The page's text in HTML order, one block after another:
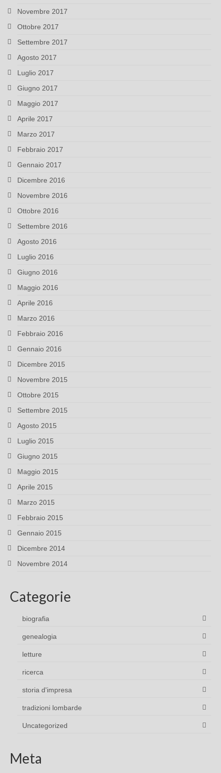
Novembre 2017
Ottobre 2017
Settembre 2017
Agosto 2017
Luglio 2017
Giugno 2017
Maggio 2017
Aprile 2017
Marzo 2017
Febbraio 2017
Gennaio 2017
Dicembre 2016
Novembre 2016
Ottobre 2016
Settembre 2016
Agosto 2016
Luglio 2016
Giugno 2016
Maggio 2016
Aprile 2016
Marzo 2016
Febbraio 2016
Gennaio 2016
Dicembre 2015
Novembre 2015
Ottobre 2015
Settembre 2015
Agosto 2015
Luglio 2015
Giugno 2015
Maggio 2015
Aprile 2015
Marzo 2015
Febbraio 2015
Gennaio 2015
Dicembre 2014
Novembre 2014
Categorie
biografia
genealogia
letture
ricerca
storia d'impresa
tradizioni lombarde
Uncategorized
Meta